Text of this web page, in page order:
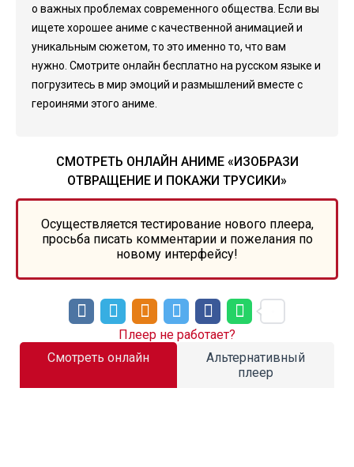
о важных проблемах современного общества. Если вы
ищете хорошее аниме с качественной анимацией и
уникальным сюжетом, то это именно то, что вам
нужно. Смотрите онлайн бесплатно на русском языке и
погрузитесь в мир эмоций и размышлений вместе с
героинями этого аниме.
СМОТРЕТЬ ОНЛАЙН АНИМЕ «ИЗОБРАЗИ
ОТВРАЩЕНИЕ И ПОКАЖИ ТРУСИКИ»
Осуществляется тестирование нового плеера,
просьба писать комментарии и пожелания по
новому интерфейсу!
Смотреть онлайн
Альтернативный
плеер
Плеер не работает?